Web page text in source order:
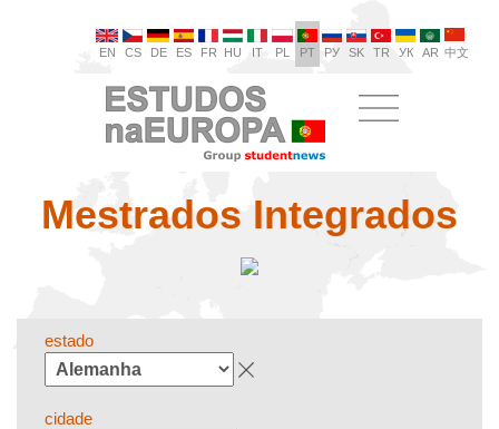
EN CS DE ES FR HU IT PL PT РУ SK TR УК AR 中文
Mestrados Integrados
estado
cidade